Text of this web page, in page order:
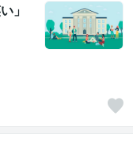
」